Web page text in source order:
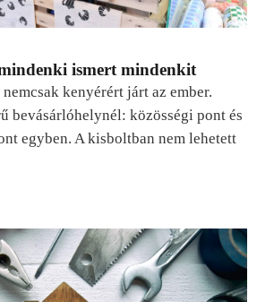
ismert mindenkit
kenyérért járt az ember.
bevásárlóhelynél: közösségi pont és
egyben. A kisboltban nem lehetett